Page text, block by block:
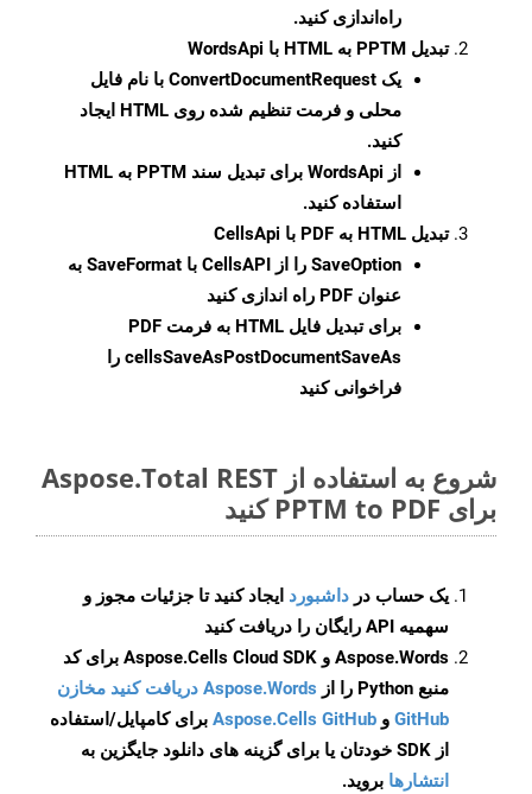
راه‌اندازی کنید.
تبدیل PPTM به HTML با WordsApi
یک ConvertDocumentRequest با نام فایل
محلی و فرمت تنظیم شده روی HTML ایجاد
کنید.
از WordsApi برای تبدیل سند PPTM به HTML
استفاده کنید.
تبدیل HTML به PDF با CellsApi
SaveOption
را از CellsAPI با SaveFormat به
عنوان PDF راه اندازی کنید
برای تبدیل فایل HTML به فرمت
PDF
cellsSaveAsPostDocumentSaveAs را
فراخوانی کنید
شروع به استفاده از Aspose.Total REST
برای PPTM to PDF کنید
یک حساب در داشبورد ایجاد کنید تا جزئیات مجوز و
سهمیه API رایگان را دریافت کنید
Aspose.Words و Aspose.Cells Cloud SDK برای کد
منبع Python را از
Aspose.Words دریافت کنید مخازن
GitHub و Aspose.Cells GitHub برای کامپایل/استفاده
از SDK خودتان یا برای گزینه های دانلود جایگزین به
انتشارها بروید.